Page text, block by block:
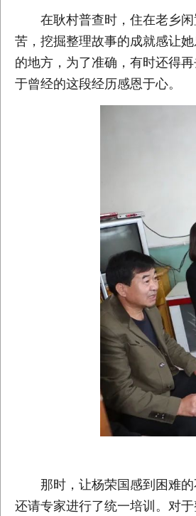
在耿村普查时，住在老乡
苦，挖掘整理故事的成就感让
的地方，为了准确，有时还得
于曾经的这段经历感恩于心。
那时，让杨荣国感到困难
还请专家进行了统一培训。对